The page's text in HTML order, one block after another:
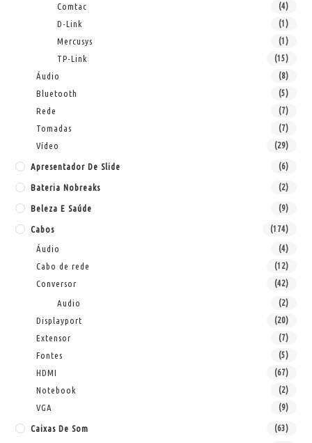
Comtac (4)
D-Link (1)
Mercusys (1)
TP-Link (15)
Áudio (8)
Bluetooth (5)
Rede (7)
Tomadas (7)
Vídeo (29)
Apresentador De Slide (6)
Bateria Nobreaks (2)
Beleza E Saúde (9)
Cabos (174)
Áudio (4)
Cabo de rede (12)
Conversor (42)
Audio (2)
Displayport (20)
Extensor (7)
Fontes (5)
HDMI (67)
Notebook (2)
VGA (9)
Caixas De Som (63)